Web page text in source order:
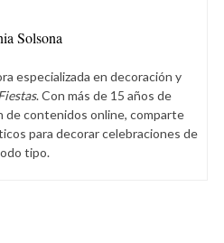
Solsona
especializada en decoración y
. Con más de 15 años de
de contenidos online, comparte
para decorar celebraciones de
tipo.